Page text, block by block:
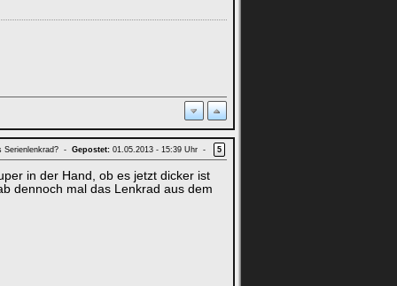
Serienlenkrad? - Gepostet: 01.05.2013 - 15:39 Uhr - 5
in der Hand, ob es jetzt dicker ist
dennoch mal das Lenkrad aus dem